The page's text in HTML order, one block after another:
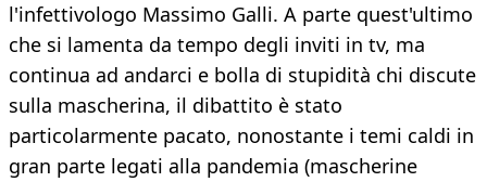
l'infettivologo Massimo Galli. A parte quest'ultimo
che si lamenta da tempo degli inviti in tv, ma
continua ad andarci e bolla di stupidità chi discute
sulla mascherina, il dibattito è stato
particolarmente pacato, nonostante i temi caldi in
gran parte legati alla pandemia (mascherine